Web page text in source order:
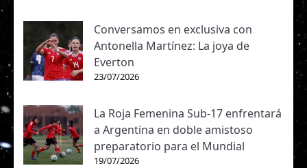
Conversamos en exclusiva con
Antonella Martínez: La joya de
Everton
23/07/2026
La Roja Femenina Sub-17 enfrentará
a Argentina en doble amistoso
preparatorio para el Mundial
19/07/2026